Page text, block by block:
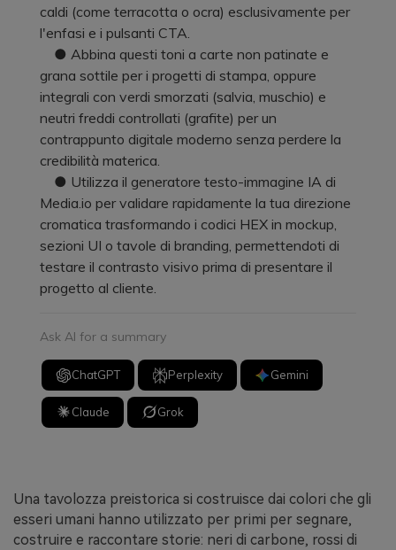
caldi (come terracotta o ocra) esclusivamente per
l'enfasi e i pulsanti CTA.
● Abbina questi toni a carte non patinate e
grana sottile per i progetti di stampa, oppure
integrali con verdi smorzati (salvia, muschio) e
neutri freddi controllati (grafite) per un
contrappunto digitale moderno senza perdere la
credibilità materica.
● Utilizza il generatore testo-immagine IA di
Media.io per validare rapidamente la tua direzione
cromatica trasformando i codici HEX in mockup,
sezioni UI o tavole di branding, permettendoti di
testare il contrasto visivo prima di presentare il
progetto al cliente.
Ask AI for a summary
ChatGPT Perplexity Gemini
Claude Grok
Una tavolozza preistorica si costruisce dai colori che gli
esseri umani hanno utilizzato per primi per segnare,
costruire e raccontare storie: neri di carbone, rossi di